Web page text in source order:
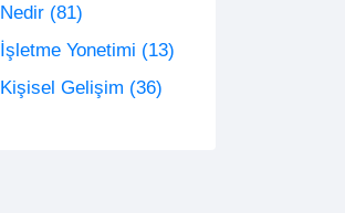
Nedir (81)
İşletme Yonetimi (13)
Kişisel Gelişim (36)